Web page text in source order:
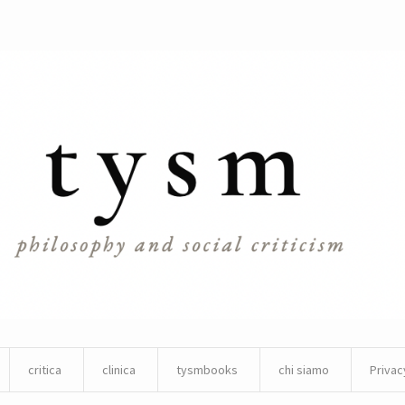
critica clinica tysmbooks chi siamo